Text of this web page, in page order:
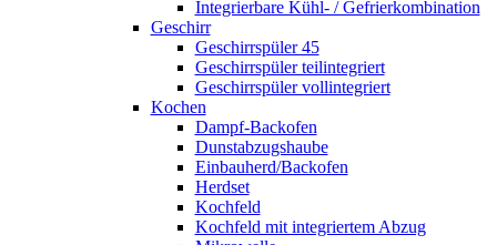
Integrierbare Kühl- / Gefrierkombination
Geschirr
Geschirrspüler 45
Geschirrspüler teilintegriert
Geschirrspüler vollintegriert
Kochen
Dampf-Backofen
Dunstabzugshaube
Einbauherd/Backofen
Herdset
Kochfeld
Kochfeld mit integriertem Abzug